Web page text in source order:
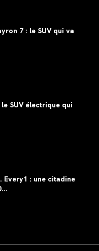
7 : le SUV qui va
SUV électrique qui
Every1 : une citadine